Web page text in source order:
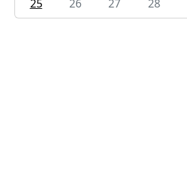
25
26 27 28